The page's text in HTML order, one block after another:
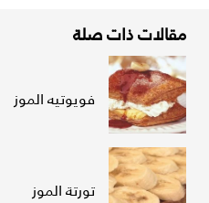
مقالات ذات صلة
فويوتيه الموز
تورتة الموز